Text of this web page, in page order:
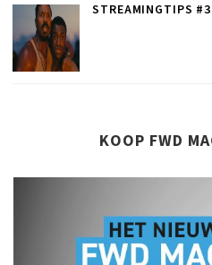
STREAMINGTIPS
KOOP FWD